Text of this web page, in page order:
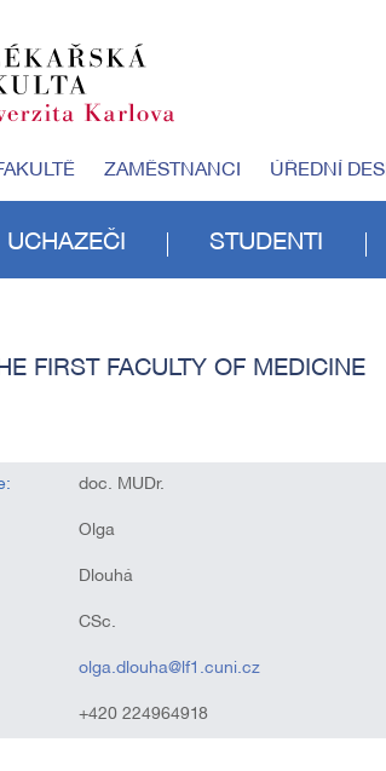
ZAMĚSTNANCI ÚŘEDNÍ
UCHAZEČI STUDENTI
FIRST FACULTY OF MEDICINE
doc. MUDr.
Olga
Dlouhá
CSc.
olga.dlouha@lf1.cuni.cz
+420 224964918